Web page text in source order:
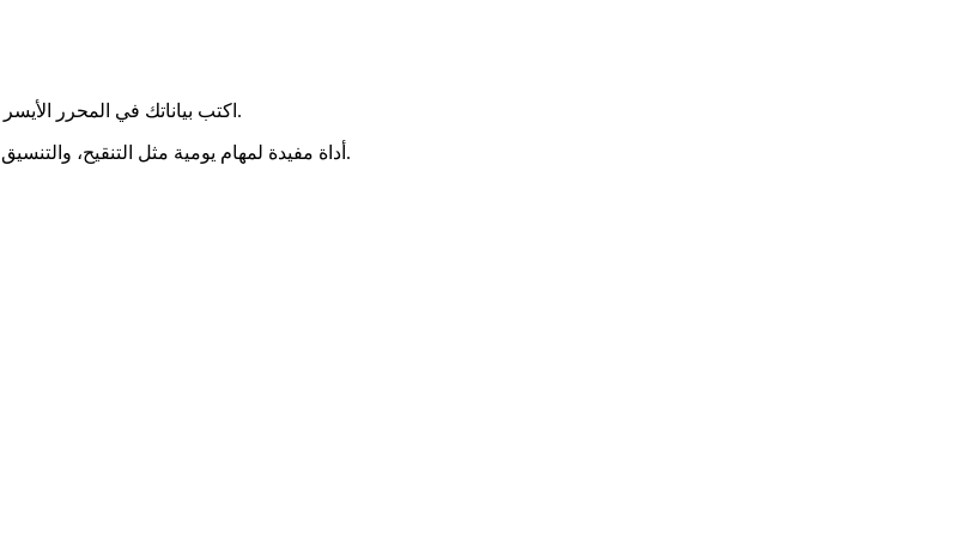
اكتب بياناتك في المحرر الأيسر لتظهر النتائج مباشرة في اليمين. يمكنك النسخ، والمسح، والتنزيل، وتكبير أي لوحة.
أداة مفيدة لمهام يومية مثل التنقيح، والتنسيق، والتحقق، والتحويل. تراعي الخصوصية ويمكن أن تعمل دون اتصال بعد أول تحميل.